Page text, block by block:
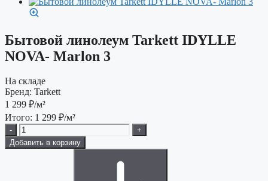
Бытовой линолеум Tarkett IDYLLE
NOVA- Marlon 3
На складе
Бренд: Tarkett
1 299 ₽/м²
Итого: 1 299 ₽/м²
-
+
Добавить в корзину